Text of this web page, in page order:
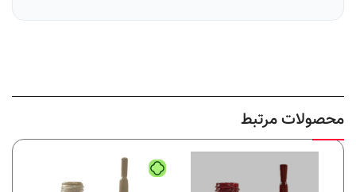
محصولات مرتبط